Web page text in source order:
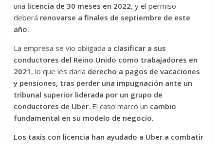
una licencia de 30 meses en 2022, y el permiso
deberá renovarse a finales de septiembre de este
año.
La empresa se vio obligada a clasificar a sus
conductores del Reino Unido como trabajadores en
2021 , lo que les daría derecho a pagos de vacaciones
y pensiones, tras perder una impugnación ante un
tribunal superior liderada por un grupo de
conductores de Uber. El caso marcó un cambio
fundamental en su modelo de negocio.
Los taxis con licencia han ayudado a Uber a combatir